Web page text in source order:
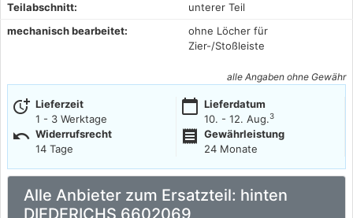
Teilabschnitt:
unterer Teil
mechanisch bearbeitet:
ohne Löcher für
Zier-/Stoßleiste
alle Angaben ohne Gewähr
more_time Lieferzeit
1 - 3 Werktage
calendar_today Lieferdatum
10. - 12. Aug.3
undo Widerrufsrecht
14 Tage
receipt
Gewährleistung
24 Monate
Alle Anbieter zum Ersatzteil: hinten
DIEDERICHS 6602069